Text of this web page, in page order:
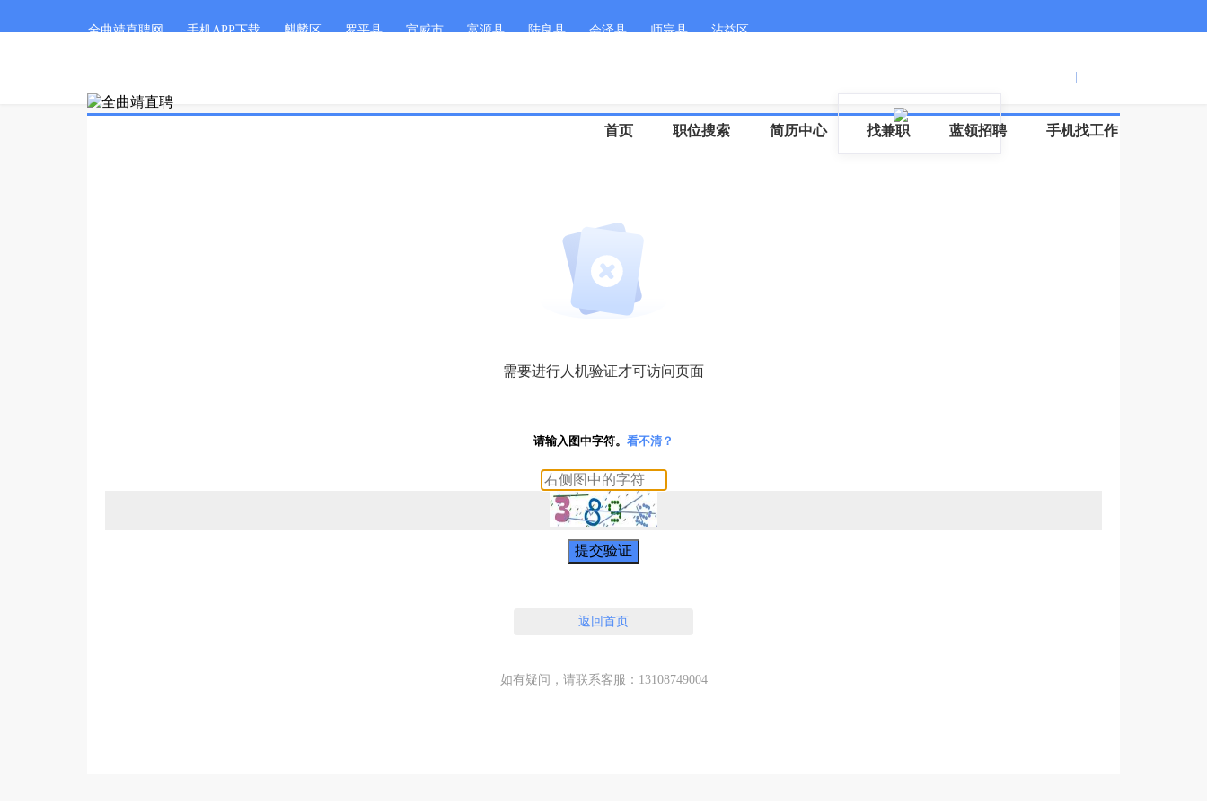
全曲靖直聘网 手机APP下载 麒麟区 罗平县 宣威市 富源县 陆良县 会泽县 师宗县 沾益区
客服微信
首页 职位搜索 简历中心 找兼职 蓝领招聘 手机找工作
需要进行人机验证才可访问页面
请输入图中字符。 看不清？
提交验证
返回首页
如有疑问，请联系客服：13108749004